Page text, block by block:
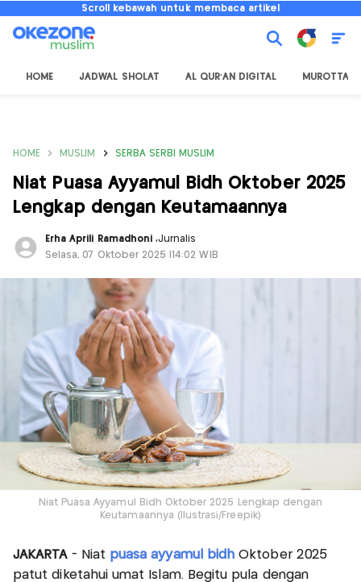
Scroll kebawah untuk membaca artikel
HOME JADWAL SHOLAT AL QUR'AN DIGITAL MUROTTAL
HOME MUSLIM SERBA SERBI MUSLIM
Niat Puasa Ayyamul Bidh Oktober 2025
Lengkap dengan Keutamaannya
Erha Aprili Ramadhoni,Jurnalis
Selasa, 07 Oktober 2025 |14:02 WIB
Niat Puasa Ayyamul Bidh Oktober 2025 Lengkap dengan
Keutamaannya (Ilustrasi/Freepik)
JAKARTA- Niat puasa ayyamul bidh Oktober 2025
patut diketahui umat Islam. Begitu pula dengan